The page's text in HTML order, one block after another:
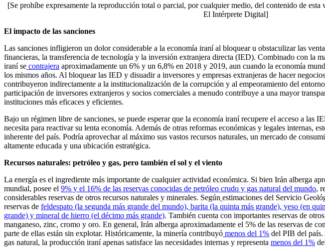
[Se prohíbe expresamente la reproducción total o parcial, por cualquier medio, del contenido de
El Intérprete Digital]
El impacto de las sanciones
Las sanciones infligieron un dolor considerable a la economía iraní al bloquear u obstaculizar las
financieras, la transferencia de tecnología y la inversión extranjera directa (IED). Combinado con la
iraní se contrajera aproximadamente un 6% y un 6,8% en 2018 y 2019, aun cuando la economía
los mismos años. Al bloquear las IED y disuadir a inversores y empresas extranjeras de hacer
contribuyeron indirectamente a la institucionalización de la corrupción y al empeoramiento del
participación de inversores extranjeros y socios comerciales a menudo contribuye a una mayor
instituciones más eficaces y eficientes.
Bajo un régimen libre de sanciones, se puede esperar que la economía iraní recupere el acceso a las
necesita para reactivar su lenta economía. Además de otras reformas económicas y legales internas,
inherente del país. Podría aprovechar al máximo sus vastos recursos naturales, un mercado de
altamente educada y una ubicación estratégica.
Recursos naturales: petróleo y gas, pero también el sol y el viento
La energía es el ingrediente más importante de cualquier actividad económica. Si bien Irán alberga
mundial, posee el 9% y el 16% de las reservas conocidas de petróleo crudo y gas natural del mundo,
considerables reservas de otros recursos naturales y minerales. Según estimaciones del Servicio
reservas de feldespato (la segunda más grande del mundo), barita (la quinta más grande), yeso (en
grande) y mineral de hierro (el décimo más grande). También cuenta con importantes reservas de
manganeso, zinc, cromo y oro. En general, Irán alberga aproximadamente el 5% de las reservas de
parte de ellas están sin explotar. Históricamente, la minería contribuyó menos del 1% del PIB del país.
gas natural, la producción iraní apenas satisface las necesidades internas y representa menos del 1%